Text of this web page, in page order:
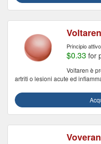
Voltaren
Principio
$0.33 for
Voltaren è
artriti o lesioni acute ed
Voveran